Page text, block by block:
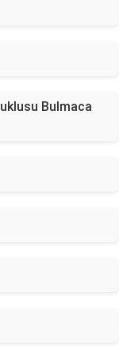
Bulmaca